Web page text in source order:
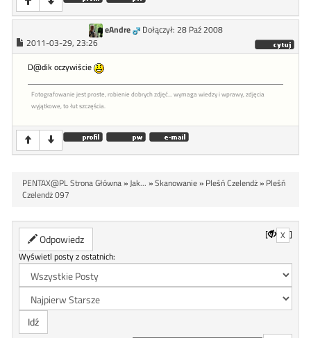
eAndre
Dołączył: 28 Paź 2008
2011-03-29, 23:26
D@dik oczywiście
Fotografowanie jest proste, robienie dobrych zdjęć... wymaga wiedzy i wprawy, zdjęcia
wyjątkowe, to łut szczęścia.
PENTAX@PL Strona Główna»Jak... »Skanowanie» Pleśń Czelendż» Pleśń
Czelendż 097
Odpowiedz [ X ]
Wyświetl posty z ostatnich: